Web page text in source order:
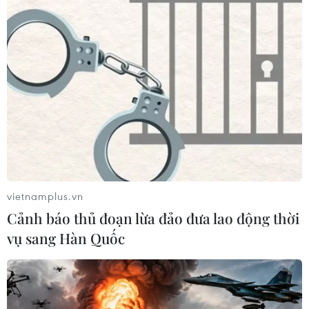
tăng kết nối khu vực phía Tây Nam
Hà Nội
06/08/2026 08:19
Ninh Bình phê duyệt hơn 500 tỷ
đồng xây dựng nhà chung cư cho
CƠ QUAN CHỦ QUẢN: THÔNG TẤN XÃ VIỆT NAM
vietnamplus.vn
Cảnh báo thủ đoạn lừa đảo đưa lao động thời
vụ sang Hàn Quốc